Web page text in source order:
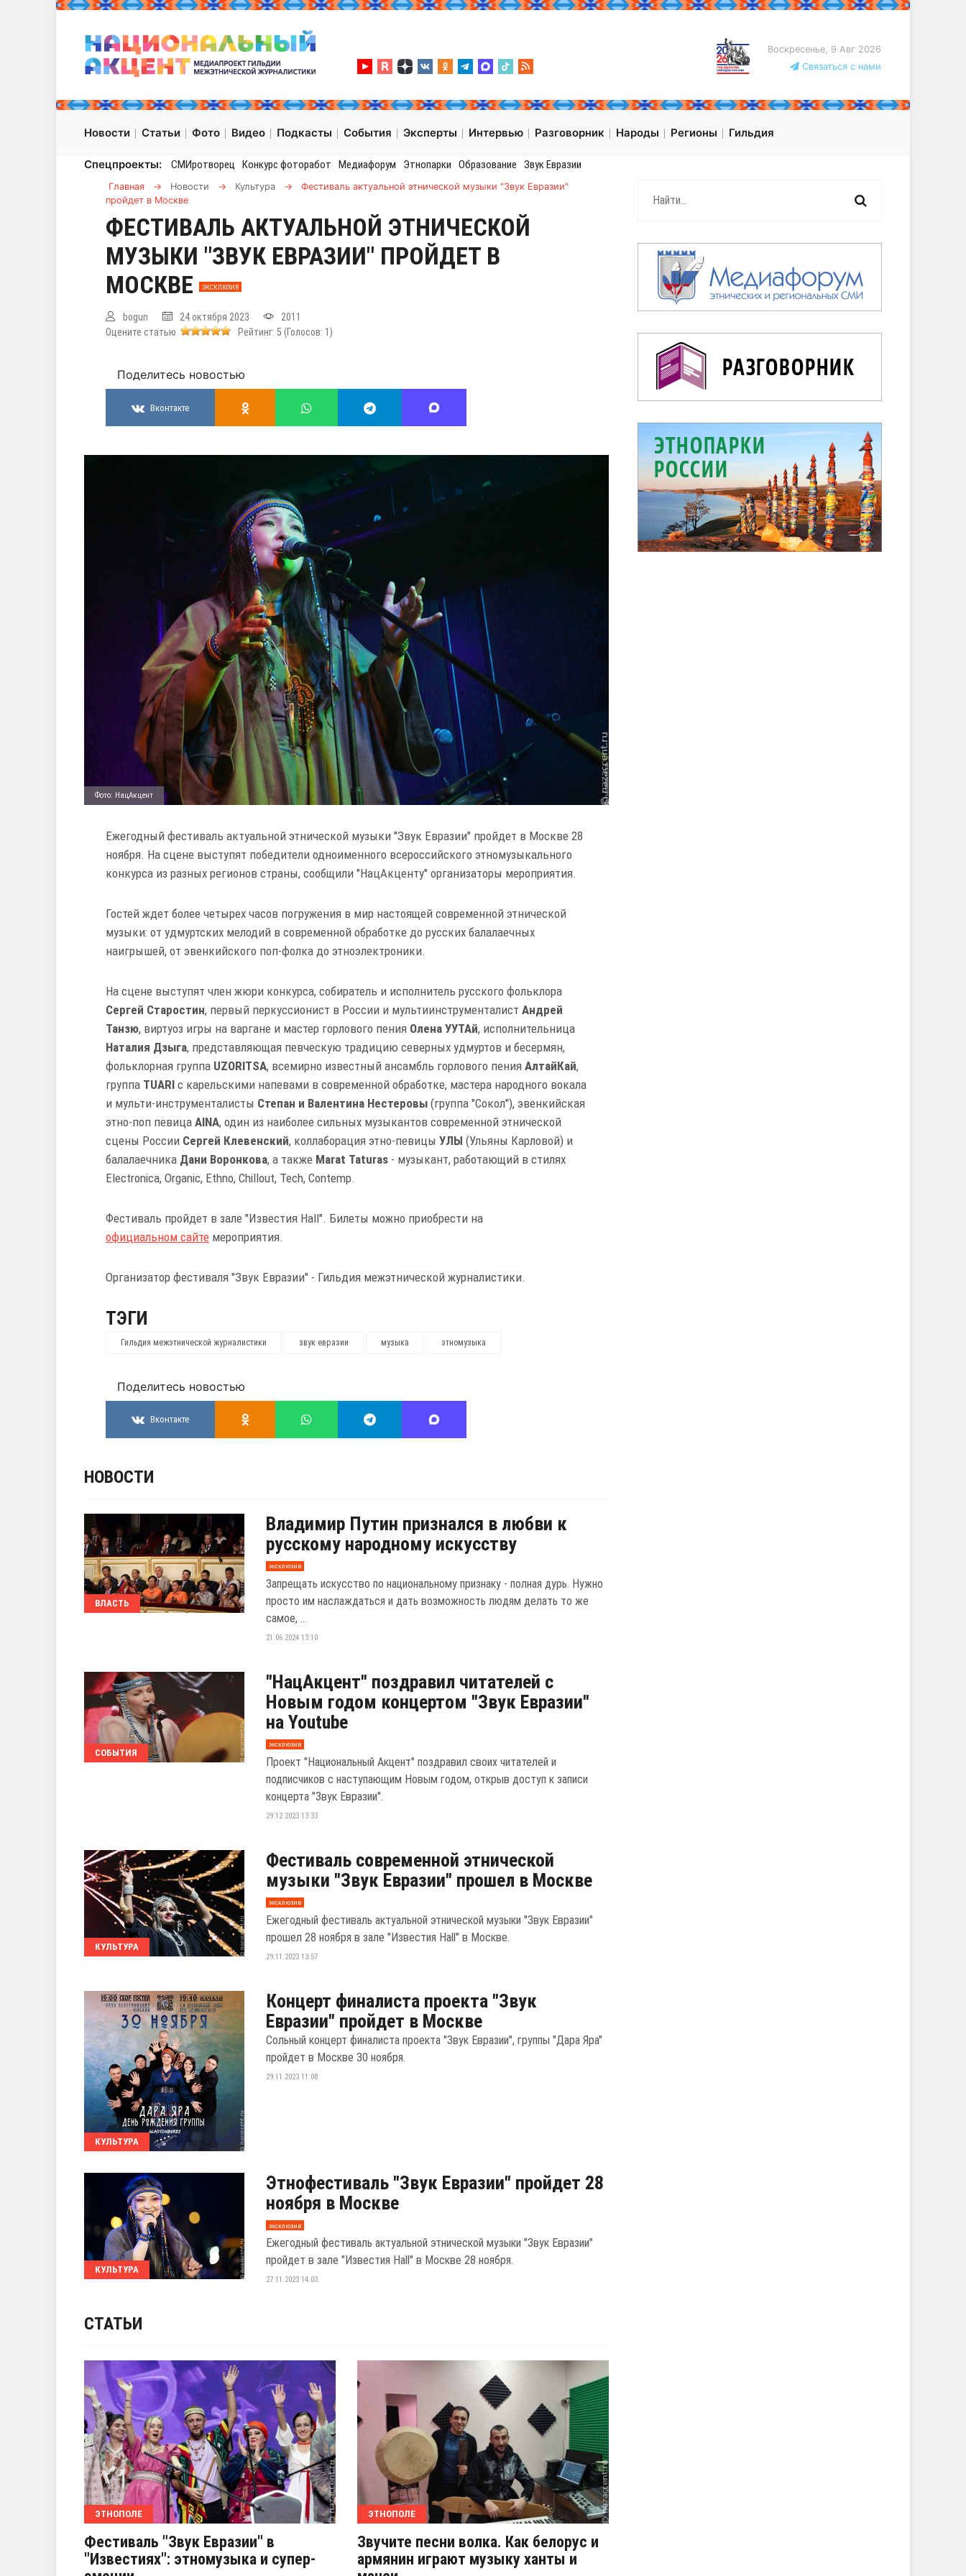
Воскресенье, 9 Авг 2026
Связаться с нами
Новости Статьи Фото Видео Подкасты События Эксперты Интервью Разговорник Народы Регионы Гильдия
Спецпроекты: СМИротворец Конкурс фоторабот Медиафорум Этнопарки Образование Звук Евразии
Главная → Новости → Культура →
Фестиваль актуальной этнической музыки "Звук Евразии"
пройдет в Москве
ФЕСТИВАЛЬ АКТУАЛЬНОЙ ЭТНИЧЕСКОЙ
МУЗЫКИ "ЗВУК ЕВРАЗИИ" ПРОЙДЕТ В
МОСКВЕ
ЭКСКЛЮЗИВ
bogun 24 октября 2023
2011
Оцените статью
Рейтинг: 5 (Голосов: 1 )
Поделитесь новостью
Вконтакте
Фото: НацАкцент
Ежегодный фестиваль актуальной этнической музыки "Звук Евразии" пройдет в Москве 28
ноября. На сцене выступят победители одноименного всероссийского этномузыкального
конкурса из разных регионов страны, сообщили "НацАкценту" организаторы мероприятия.
Гостей ждет более четырех часов погружения в мир настоящей современной этнической
музыки: от удмуртских мелодий в современной обработке до русских балалаечных
наигрышей, от эвенкийского поп-фолка до этноэлектроники.
На сцене выступят член жюри конкурса, собиратель и исполнитель русского фольклора
Сергей Старостин, первый перкуссионист в России и мультиинструменталист Андрей
Танзю, виртуоз игры на варгане и мастер горлового пения Олена УУТАй, исполнительница
Наталия Дзыга, представляющая певческую традицию северных удмуртов и бесермян,
фольклорная группа UZORITSA, всемирно известный ансамбль горлового пения АлтайКай,
группа TUARI с карельскими напевами в современной обработке, мастера народного вокала
и мульти-инструменталисты Степан и Валентина Нестеровы (группа "Сокол"), эвенкийская
этно-поп певица AINA, один из наиболее сильных музыкантов современной этнической
сцены России Сергей Клевенский, коллаборация этно-певицы УЛЫ (Ульяны Карловой) и
балалаечника Дани Воронкова, а также Marat Taturas - музыĸант, работающий в стилях
Electronica, Organic, Ethno, Chillout, Tech, Contemp.
Фестиваль пройдет в зале "Известия Hall". Билеты можно приобрести на
официальном сайте мероприятия.
Организатор фестиваля "Звук Евразии" - Гильдия межэтнической журналистики.
ТЭГИ
Гильдия межэтнической журналистики звук евразии музыка этномузыка
Поделитесь новостью
Вконтакте
НОВОСТИ
ВЛАСТЬ
Владимир Путин признался в любви к
русскому народному искусству
эксклюзив
Запрещать искусство по национальному признаку - полная дурь. Нужно
просто им наслаждаться и дать возможность людям делать то же
самое, ...
21.06.2024 13:10
СОБЫТИЯ
"НацАкцент" поздравил читателей с
Новым годом концертом "Звук Евразии"
на Youtube
эксклюзив
Проект "Национальный Акцент" поздравил своих читателей и
подписчиков с наступающим Новым годом, открыв доступ к записи
концерта "Звук Евразии".
29.12.2023 13:33
КУЛЬТУРА
Фестиваль современной этнической
музыки "Звук Евразии" прошел в Москве
эксклюзив
Ежегодный фестиваль актуальной этнической музыки "Звук Евразии"
прошел 28 ноября в зале "Известия Hall" в Москве.
29.11.2023 13:57
КУЛЬТУРА
Концерт финалиста проекта "Звук
Евразии" пройдет в Москве
Сольный концерт финалиста проекта "Звук Евразии", группы "Дара Яра"
пройдет в Москве 30 ноября.
29.11.2023 11:08
КУЛЬТУРА
Этнофестиваль "Звук Евразии" пройдет 28
ноября в Москве
эксклюзив
Ежегодный фестиваль актуальной этнической музыки "Звук Евразии"
пройдет в зале "Известия Hall" в Москве 28 ноября.
27.11.2023 14:03
СТАТЬИ
ЭТНОПОЛЕ
Фестиваль "Звук Евразии" в
"Известиях": этномузыка и супер-
ЭТНОПОЛЕ
Звучите песни волка. Как белорус и
армянин играют музыку ханты и